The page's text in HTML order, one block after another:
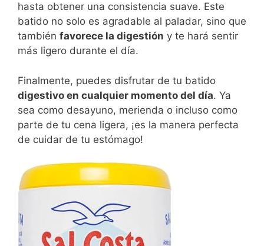
hasta obtener una consistencia suave. Este
batido no solo es agradable al paladar, sino que
también favorece la digestión y te hará sentir
más ligero durante el día.
Finalmente, puedes disfrutar de tu batido
digestivo en cualquier momento del día. Ya
sea como desayuno, merienda o incluso como
parte de tu cena ligera, ¡es la manera perfecta
de cuidar de tu estómago!